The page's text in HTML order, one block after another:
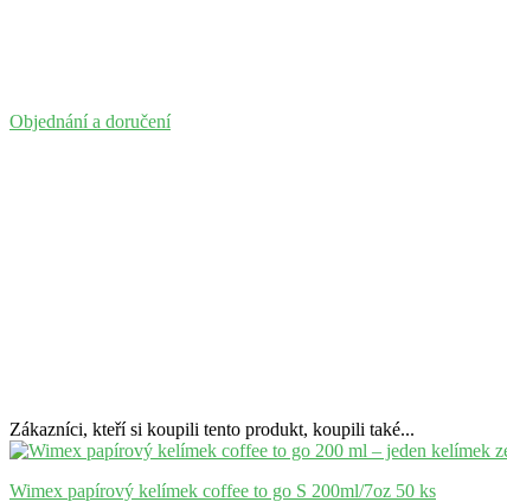
Objednání a doručení
Zákazníci, kteří si koupili tento produkt, koupili také...
Wimex papírový kelímek coffee to go S 200ml/7oz 50 ks